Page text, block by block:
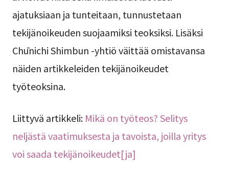
ajatuksiaan ja tunteitaan, tunnustetaan
tekijänoikeuden suojaamiksi teoksiksi. Lisäksi
Chūnichi Shimbun -yhtiö väittää omistavansa
näiden artikkeleiden tekijänoikeudet
työteoksina.
Liittyvä artikkeli: Mikä on työteos? Selitys
neljästä vaatimuksesta ja tavoista, joilla yritys
voi saada tekijänoikeudet[ja]